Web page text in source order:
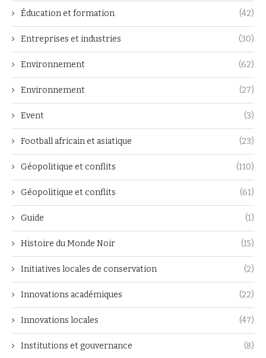
Éducation et formation (42)
Entreprises et industries (30)
Environnement (62)
Environnement (27)
Event (3)
Football africain et asiatique (23)
Géopolitique et conflits (110)
Géopolitique et conflits (61)
Guide (1)
Histoire du Monde Noir (15)
Initiatives locales de conservation (2)
Innovations académiques (22)
Innovations locales (47)
Institutions et gouvernance (8)